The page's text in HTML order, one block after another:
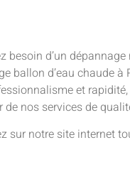
besoin d’un
ballon d’eau chaude
et
de nos services de
sur notre site internet